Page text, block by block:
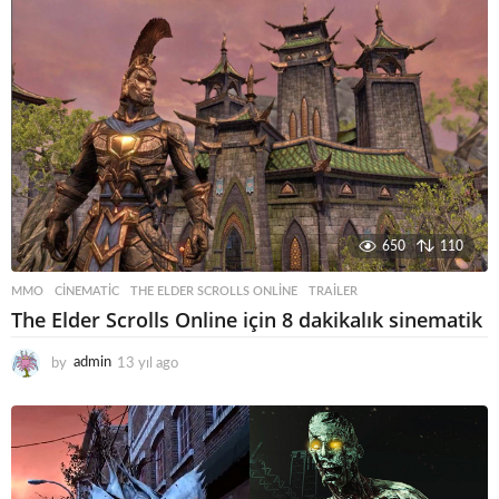
g
650 110
MMO CINEMATIC ,THE ELDER SCROLLS ONLINE ,TRAILER
The Elder Scrolls Online için 8 dakikalık sinematik
by admin 13 yıl ago
y
ı
l
a
g